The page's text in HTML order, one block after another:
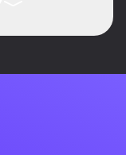
modularny)